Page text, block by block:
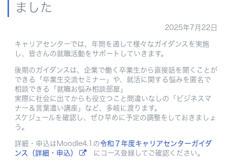
ました
2025年7月22日
キャリアセンターでは、年間を通して様々なガイダンスを実施
し、皆さんの就職活動をサポートしていきます。
後期のガイダンスは、企業で働く卒業生から直接話を聞くことが
できる「卒業生交流セミナー」や、就活に関する悩みを匿名で
相談できる「就職お悩み相談部屋」
実際に社会に出てからも役立つこと間違いなしの「ビジネスマ
ナー＆言葉遣い講座」など、多岐に渡ります。
スケジュールを確認し、ぜひ早めに予定の調整をしておきましょ
う。
詳細・申込はMoodle4.1の令和７年度キャリアセンターガイダ
ンス（詳細・申込）
にコース登録してご確認ください。